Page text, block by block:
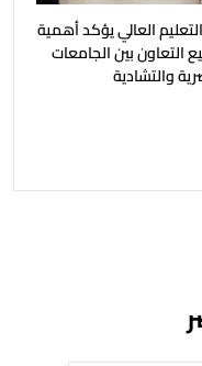
العالي يؤكد أهمية
التعاون بين الجامعات
والتشادية